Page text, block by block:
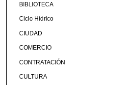
BIBLIOTECA
Ciclo Hídrico
CIUDAD
COMERCIO
CONTRATACIÓN
CULTURA